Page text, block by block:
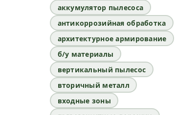
аккумулятор пылесоса
антикоррозийная обработка
архитектурное армирование
б/у материалы
вертикальный пылесос
вторичный металл
входные зоны